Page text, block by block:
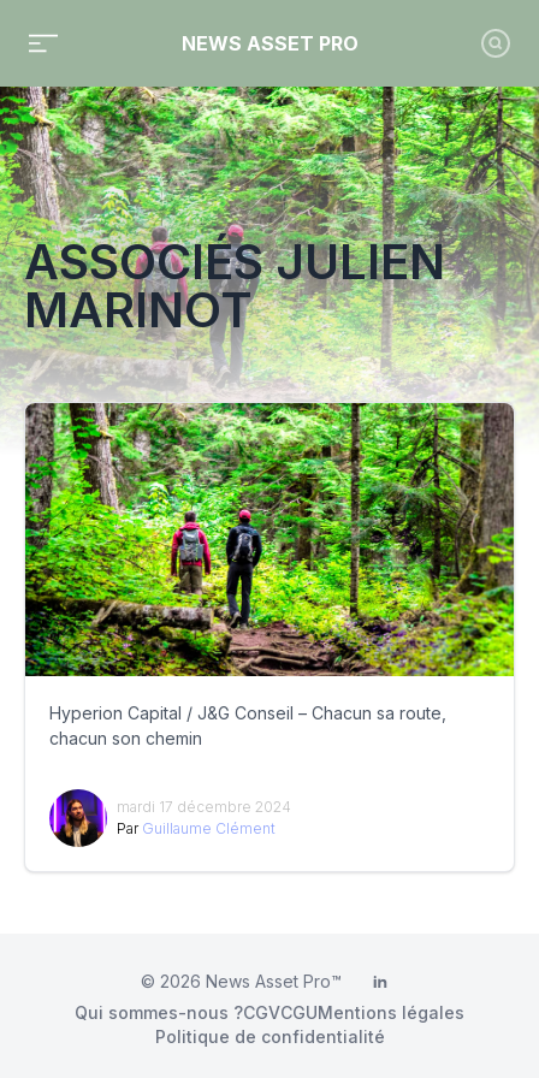
NEWS ASSET PRO
Toute l'actualité sur le tag "associés Julien Marinot"
ASSOCIÉS JULIEN
MARINOT
Hyperion Capital / J&G Conseil – Chacun sa route,
chacun son chemin
mardi 17 décembre 2024
Par Guillaume Clément
© 2026 News Asset Pro™ LinkedIn
Qui sommes-nous ?CGVCGUMentions légales
Politique de confidentialité